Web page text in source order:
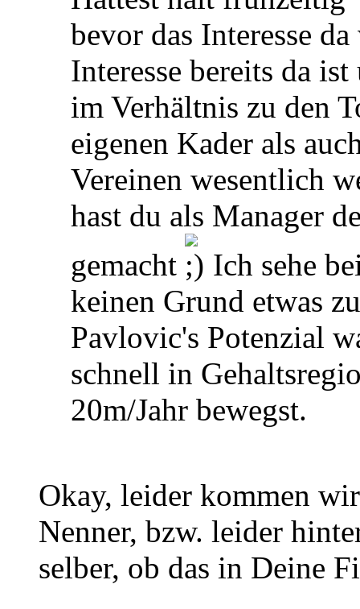
bevor das Interesse
Interesse bereits da
im Verhältnis zu den
eigenen Kader als
Vereinen wesentlich
hast du als Manager
gemacht
Ich sehe
keinen Grund etwas
Pavlovic's Potenzial
schnell in
20m/Jahr bewegst.
Okay, leider kommen
Nenner, bzw. leider
selber, ob das in Deine